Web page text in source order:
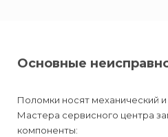
Основные
Поломки носят механический
Мастера сервисного центра
компоненты: